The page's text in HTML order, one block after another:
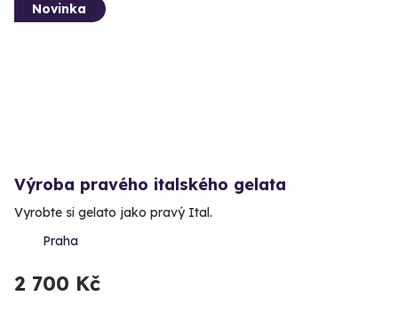
Novinka
Výroba pravého italského gelata
Vyrobte si gelato jako pravý Ital.
Praha
2 700 Kč